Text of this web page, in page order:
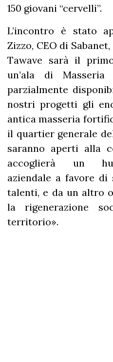
150 giovani “cervelli”.
L’incontro è stato
Zizzo, CEO di
Tawave sarà il
un’ala di
parzialmente
nostri progetti gli
antica masseria
il quartier generale
saranno aperti alla
accoglierà un
aziendale a favore
talenti, e da un altro
la rigenerazione
territorio».